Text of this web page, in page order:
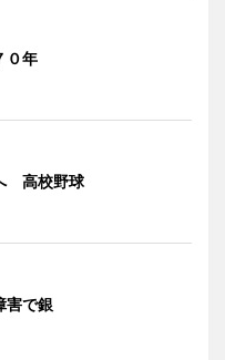
０年
高校野球
害で銀